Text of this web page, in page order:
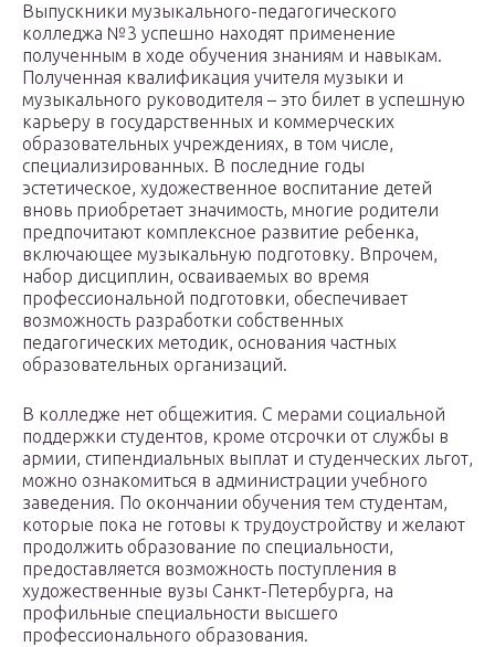
Выпускники музыкального-педагогического
колледжа №3 успешно находят применение
полученным в ходе обучения знаниям и навыкам.
Полученная квалификация учителя музыки и
музыкального руководителя – это билет в успешную
карьеру в государственных и коммерческих
образовательных учреждениях, в том числе,
специализированных. В последние годы
эстетическое, художественное воспитание детей
вновь приобретает значимость, многие родители
предпочитают комплексное развитие ребенка,
включающее музыкальную подготовку. Впрочем,
набор дисциплин, осваиваемых во время
профессиональной подготовки, обеспечивает
возможность разработки собственных
педагогических методик, основания частных
образовательных организаций.
В колледже нет общежития. С мерами социальной
поддержки студентов, кроме отсрочки от службы в
армии, стипендиальных выплат и студенческих льгот,
можно ознакомиться в администрации учебного
заведения. По окончании обучения тем студентам,
которые пока не готовы к трудоустройству и желают
продолжить образование по специальности,
предоставляется возможность поступления в
художественные вузы Санкт-Петербурга, на
профильные специальности высшего
профессионального образования.